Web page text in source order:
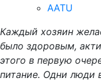
AATU
Каждый хозяин
было здоровым,
этого в первую
питание. Одни люди